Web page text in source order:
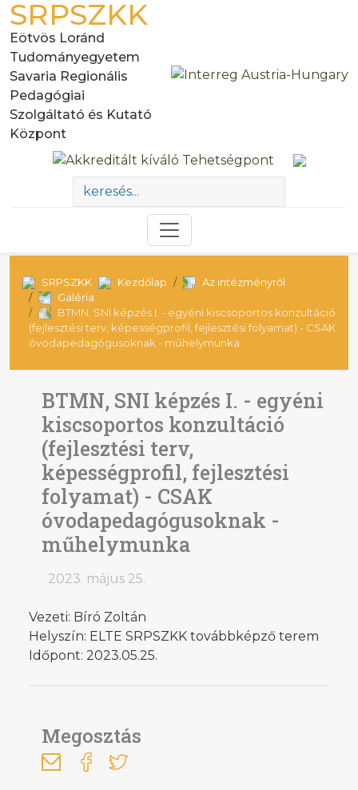
SRPSZKK
Eötvös Loránd
Tudományegyetem
Savaria Regionális
Pedagógiai
Szolgáltató és Kutató
Központ
SRPSZKK Kezdőlap
Az intézményről
Galéria
BTMN, SNI képzés I. - egyéni kiscsoportos konzultáció
(fejlesztési terv, képességprofil, fejlesztési folyamat) - CSAK
óvodapedagógusoknak - műhelymunka
BTMN, SNI képzés I. - egyéni
kiscsoportos konzultáció
(fejlesztési terv,
képességprofil, fejlesztési
folyamat) - CSAK
óvodapedagógusoknak -
műhelymunka
2023. május 25.
Vezeti: Bíró Zoltán
Helyszín: ELTE SRPSZKK továbbképző terem
Időpont: 2023.05.25.
Megosztás